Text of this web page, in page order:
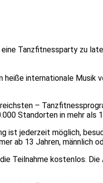
eine Tanzfitnessparty zu
internationale Musik
–
Standorten in mehr als
ist jederzeit möglich,
ab 13 Jahren, männlich
Teilnahme kostenlos.